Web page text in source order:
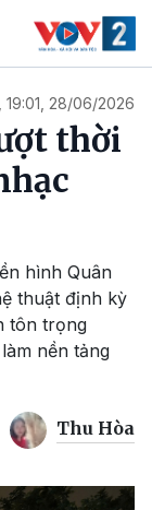
19:01, 28/06/2026
thời
hình Quân
thuật định kỳ
tôn trọng
nền tảng
Thu Hòa